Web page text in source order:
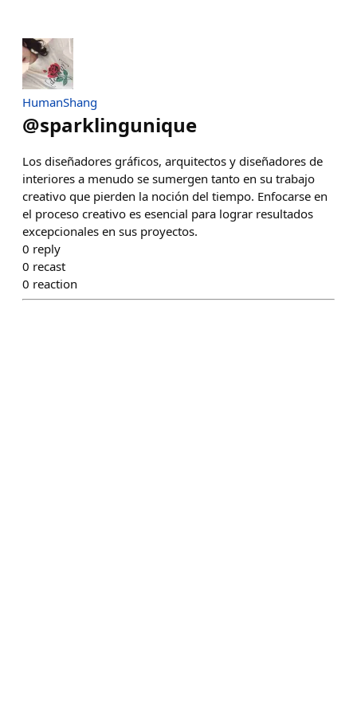
HumanShang
@sparklingunique
Los diseñadores gráficos, arquitectos y diseñadores de
interiores a menudo se sumergen tanto en su trabajo
creativo que pierden la noción del tiempo. Enfocarse en
el proceso creativo es esencial para lograr resultados
excepcionales en sus proyectos.
0 reply
0 recast
0 reaction